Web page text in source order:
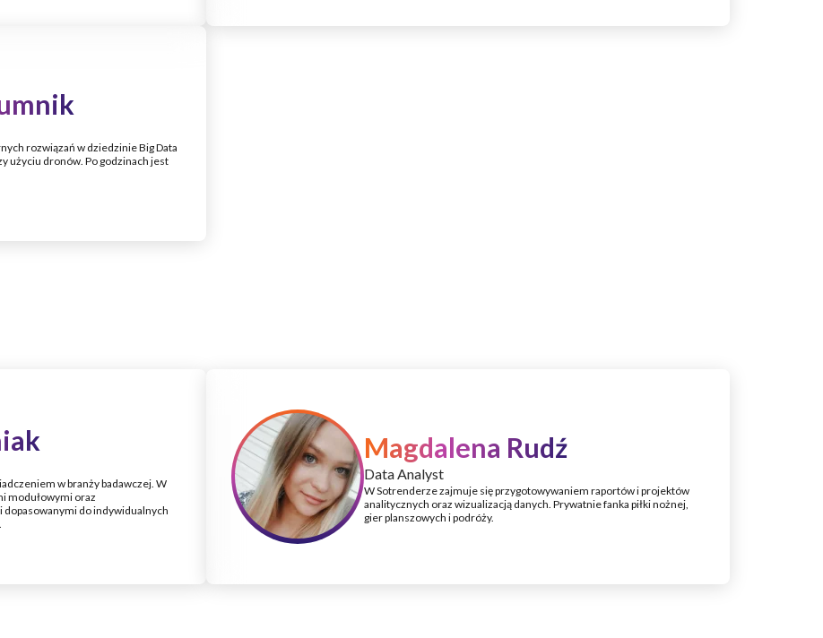
rozwiązań w dziedzinie Big Data
użyciu dronów. Po godzinach jest
w branży badawczej. W
modułowymi oraz
do indywidualnych
Magdalena Rudź
Data Analyst
W Sotrenderze zajmuje się przygotowywaniem raportów i projektów
analitycznych oraz wizualizacją danych. Prywatnie fanka piłki nożnej,
gier planszowych i podróży.